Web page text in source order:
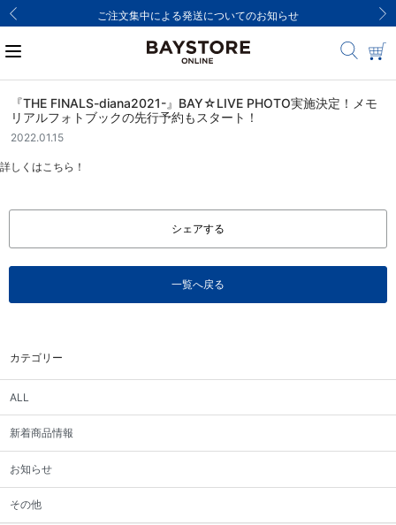
ご注文集中による発送についてのお知らせ
カテゴリー
ALL
新着商品情報
お知らせ
その他
『THE FINALS-diana2021-』BAY☆LIVE PHOTO実施決定！メモ
リアルフォトブックの先行予約もスタート！
2022.01.15
詳しくはこちら！
シェアする
一覧へ戻る